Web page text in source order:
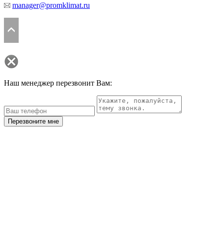
manager@promklimat.ru
Наш менеджер перезвонит Вам:
Перезвоните мне